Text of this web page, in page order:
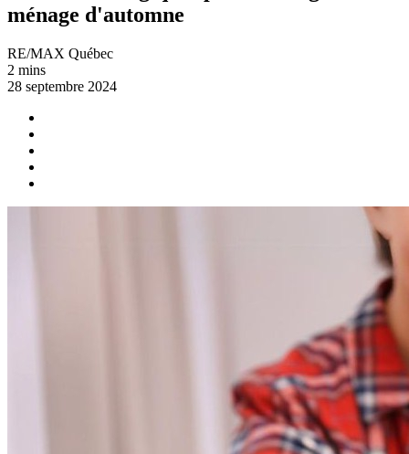
ménage d'automne
RE/MAX Québec
2 mins
28 septembre 2024